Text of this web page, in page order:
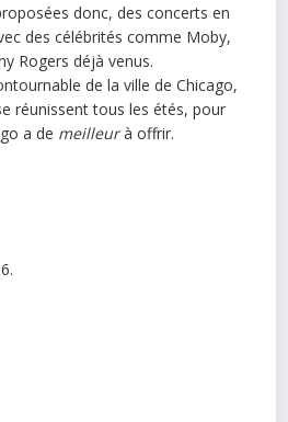
donc, des concerts en
des célébrités comme Moby,
Rogers déjà venus.
de la ville de Chicago,
réunissent tous les étés, pour
a de meilleurà offrir.